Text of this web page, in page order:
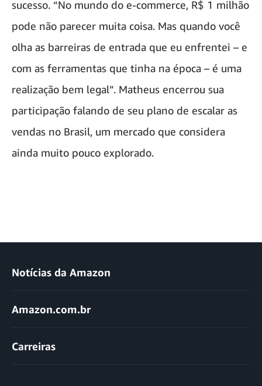
sucesso. “No mundo do e-commerce, R$ 1 milhão
pode não parecer muita coisa. Mas quando você
olha as barreiras de entrada que eu enfrentei – e
com as ferramentas que tinha na época – é uma
realização bem legal”. Matheus encerrou sua
participação falando de seu plano de escalar as
vendas no Brasil, um mercado que considera
ainda muito pouco explorado.
Notícias da Amazon
Amazon.com.br
Carreiras